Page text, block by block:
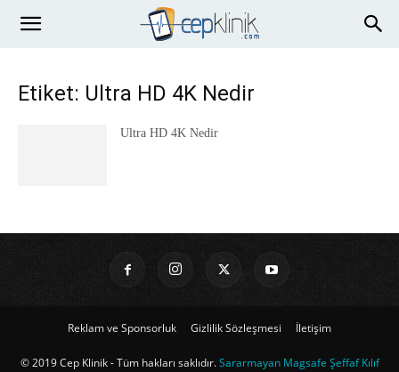
Etiket: Ultra HD 4K Nedir
Ultra HD 4K Nedir
Reklam ve Sponsorluk Gizlilik Sözleşmesi İletişim
© 2019 Cep Klinik - Tüm hakları saklıdır.Sararmayan Magsafe Şeffaf Kılıf